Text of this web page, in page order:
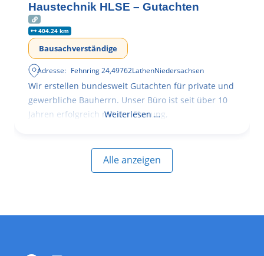
Haustechnik HLSE – Gutachten
404.24 km
Bausachverständige
Adresse: Fehnring 24,49762LathenNiedersachsen
Wir erstellen bundesweit Gutachten für private und
gewerbliche Bauherrn. Unser Büro ist seit über 10
Jahren erfolgreich mit der Planung,
Weiterlesen …
Alle anzeigen